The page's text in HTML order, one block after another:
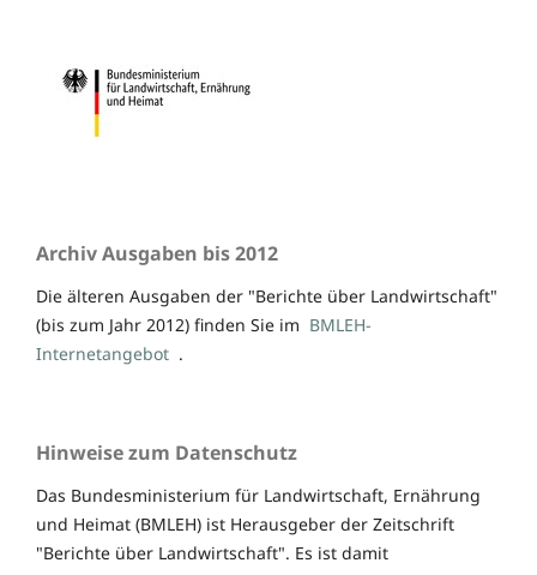
Archiv Ausgaben bis 2012
Die älteren Ausgaben der "Berichte über Landwirtschaft"
(bis zum Jahr 2012) finden Sie im BMLEH-
Internetangebot .
Hinweise zum Datenschutz
Das Bundesministerium für Landwirtschaft, Ernährung
und Heimat (BMLEH) ist Herausgeber der Zeitschrift
"Berichte über Landwirtschaft". Es ist damit